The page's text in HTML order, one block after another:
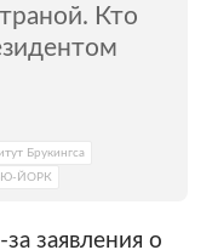
Кто
Брукингса
ЙОРК
заявления о